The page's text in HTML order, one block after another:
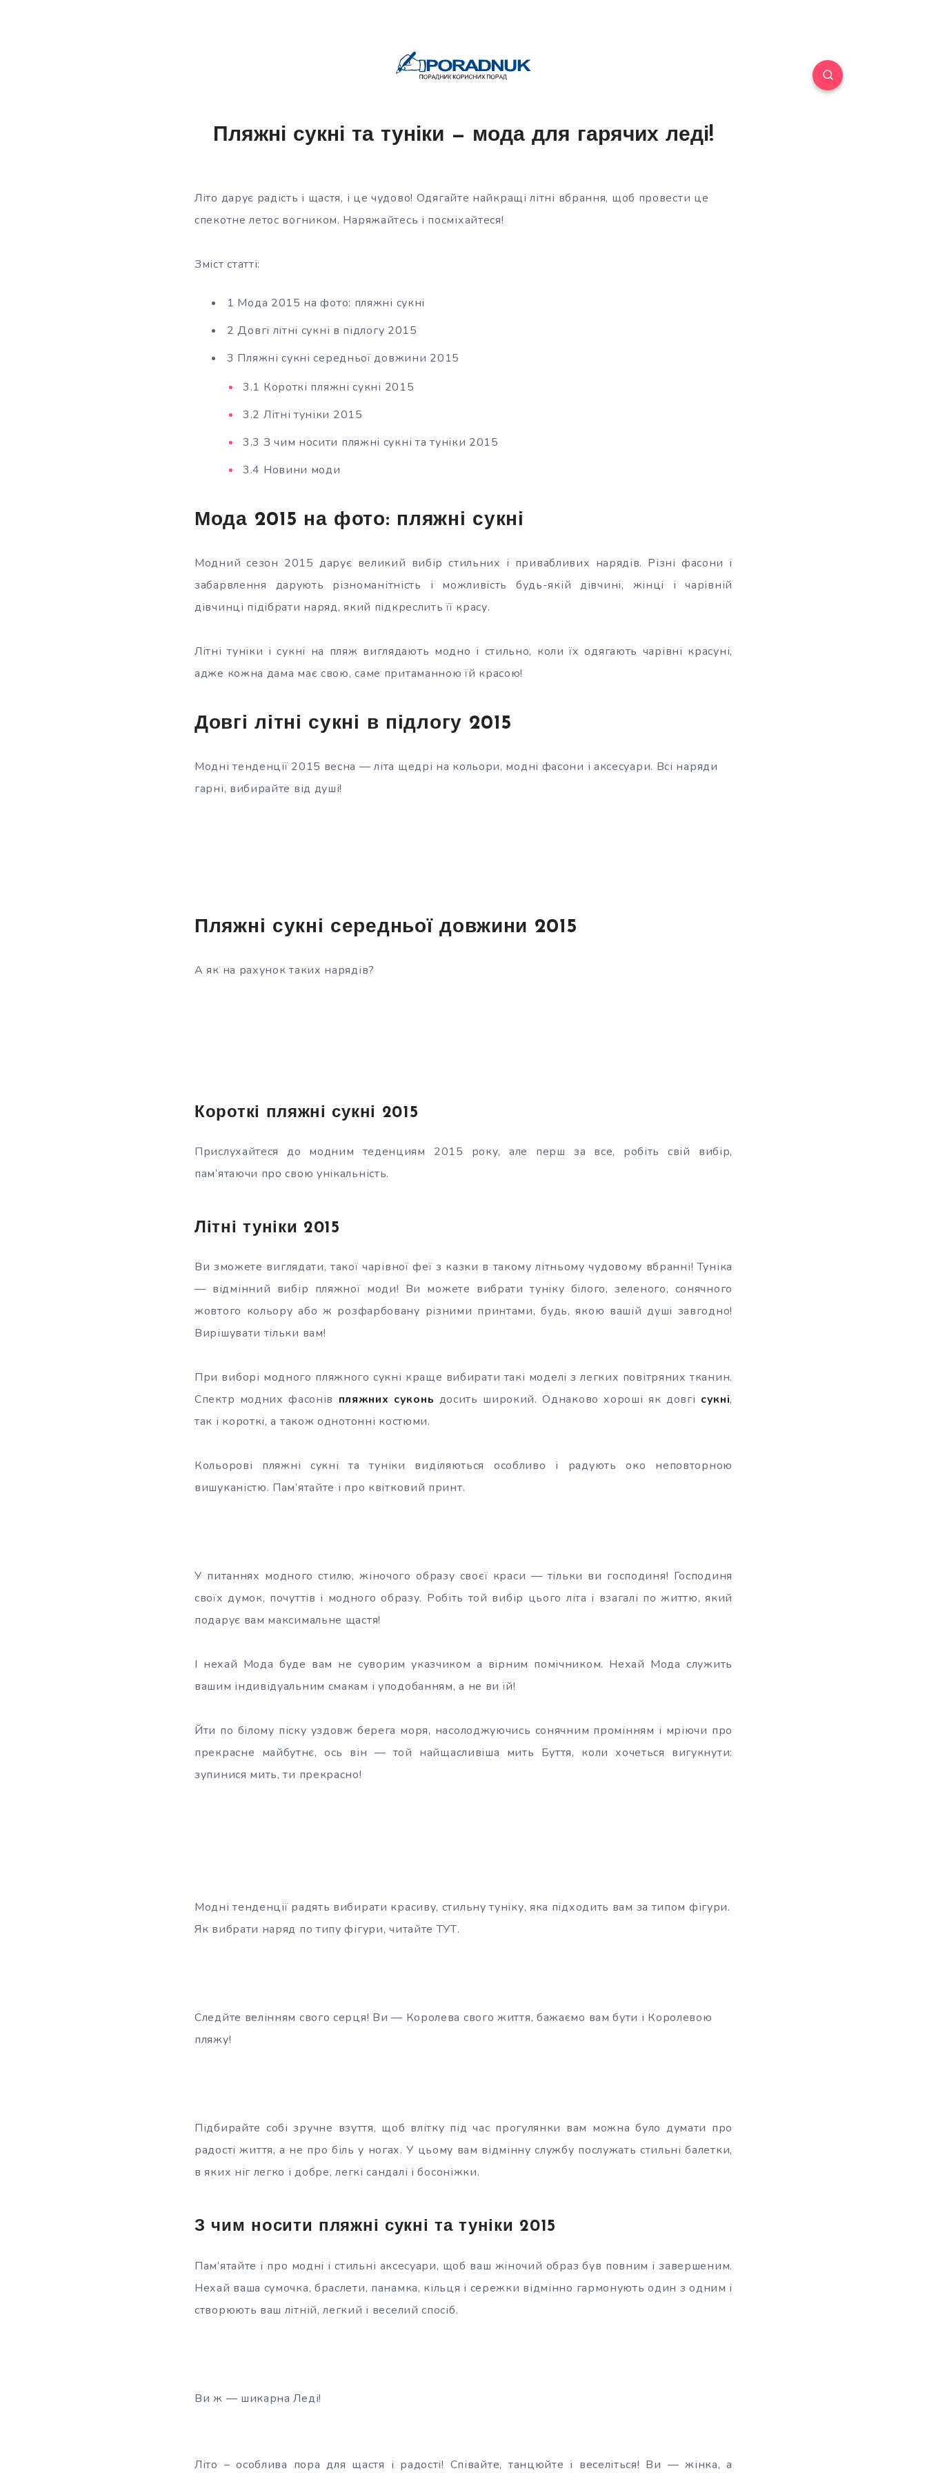
Пляжні сукні та туніки — мода для гарячих леді!
Літо дарує радість і щастя, і це чудово! Одягайте найкращі літні вбрання, щоб провести це
спекотне летос вогником. Наряжайтесь і посміхайтеся!
Зміст статті:
1 Мода 2015 на фото: пляжні сукні
2 Довгі літні сукні в підлогу 2015
3 Пляжні сукні середньої довжини 2015
3.1 Короткі пляжні сукні 2015
3.2 Літні туніки 2015
3.3 З чим носити пляжні сукні та туніки 2015
3.4 Новини моди
Мода 2015 на фото: пляжні сукні
Модний сезон 2015 дарує великий вибір стильних і привабливих нарядів. Різні фасони і
забарвлення дарують різноманітність і можливість будь-якій дівчині, жінці і чарівній
дівчинці підібрати наряд, який підкреслить її красу.
Літні туніки і сукні на пляж виглядають модно і стильно, коли їх одягають чарівні красуні,
адже кожна дама має свою, саме притаманною їй красою!
Довгі літні сукні в підлогу 2015
Модні тенденції 2015 весна — літа щедрі на кольори, модні фасони і аксесуари. Всі наряди
гарні, вибирайте від душі!
Пляжні сукні середньої довжини 2015
А як на рахунок таких нарядів?
Короткі пляжні сукні 2015
Прислухайтеся до модним теденциям 2015 року, але перш за все, робіть свій вибір,
пам’ятаючи про свою унікальність.
Літні туніки 2015
Ви зможете виглядати, такої чарівної феї з казки в такому літньому чудовому вбранні! Туніка
— відмінний вибір пляжної моди! Ви можете вибрати туніку білого, зеленого, сонячного
жовтого кольору або ж розфарбовану різними принтами, будь, якою вашій душі завгодно!
Вирішувати тільки вам!
При виборі модного пляжного сукні краще вибирати такі моделі з легких повітряних тканин.
Спектр модних фасонів пляжних суконь досить широкий. Однаково хороші як довгі сукні,
так і короткі, а також однотонні костюми.
Кольорові пляжні сукні та туніки виділяються особливо і радують око неповторною
вишуканістю. Пам’ятайте і про квітковий принт.
У питаннях модного стилю, жіночого образу своєї краси — тільки ви господиня! Господиня
своїх думок, почуттів і модного образу. Робіть той вибір цього літа і взагалі по життю, який
подарує вам максимальне щастя!
І нехай Мода буде вам не суворим указчиком а вірним помічником. Нехай Мода служить
вашим індивідуальним смакам і уподобанням, а не ви їй!
Йти по білому піску уздовж берега моря, насолоджуючись сонячним промінням і мріючи про
прекрасне майбутнє, ось він — той найщасливіша мить Буття, коли хочеться вигукнути:
зупинися мить, ти прекрасно!
Модні тенденції радять вибирати красиву, стильну туніку, яка підходить вам за типом фігури.
Як вибрати наряд по типу фігури, читайте ТУТ.
Следйте велінням свого серця! Ви — Королева свого життя, бажаємо вам бути і Королевою
пляжу!
Підбирайте собі зручне взуття, щоб влітку під час прогулянки вам можна було думати про
радості життя, а не про біль у ногах. У цьому вам відмінну службу послужать стильні балетки,
в яких ніг легко і добре, легкі сандалі і босоніжки.
З чим носити пляжні сукні та туніки 2015
Пам’ятайте і про модні і стильні аксесуари, щоб ваш жіночий образ був повним і завершеним.
Нехай ваша сумочка, браслети, панамка, кільця і сережки відмінно гармонують один з одним і
створюють ваш літній, легкий і веселий спосіб.
Ви ж — шикарна Леді!
Літо – особлива пора для щастя і радості! Співайте, танцюйте і веселіться! Ви — жінка, а